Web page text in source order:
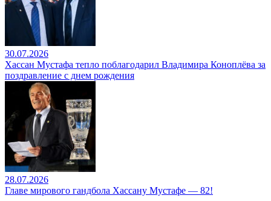
30.07.2026
Хассан Мустафа тепло поблагодарил Владимира Коноплёва за
поздравление с днем рождения
28.07.2026
Главе мирового гандбола Хассану Мустафе — 82!